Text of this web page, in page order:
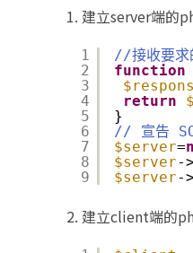
1. 建立server端的
1
2
3
4
5
6
7
8
9
//接收要求
function
return
}
// 宣告
$server=
$server-
$server-
2. 建立client端的